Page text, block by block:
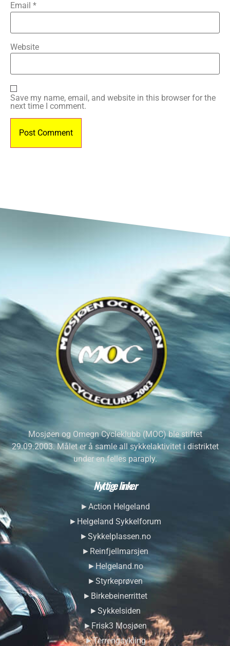
Email *
Website
Save my name, email, and website in this browser for the
next time I comment.
Mosjøen og Omegn Cycleklubb (MOC) ble stiftet
29.09.2003. Målet er å samle all sykkelaktivitet i distriktet
under en felles paraply.
Nyttige linker
►Action Helgeland
►Helgeland Sykkelforum
►Sykkelplassen.no
►Reinfjellmarsjen
►Helgeland.no
►Styrkeprøven
►Birkebeinerrittet
►Sykkelsiden
►Frisk3 Mosjøen
►Terrengsykling